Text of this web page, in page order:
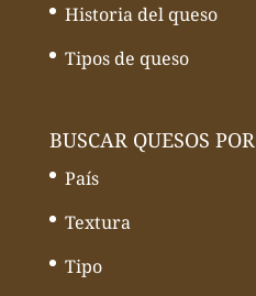
Historia del queso
Tipos de queso
BUSCAR QUESOS
País
Textura
Tipo